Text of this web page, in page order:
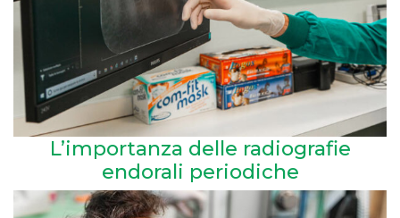
L’importanza delle radiografie
endorali periodiche